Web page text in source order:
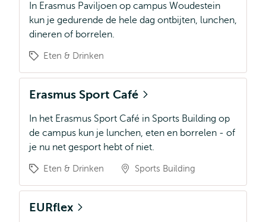
In Erasmus Paviljoen op campus Woudestein
kun je gedurende de hele dag ontbijten, lunchen,
dineren of borrelen.
Eten & Drinken
Erasmus Sport Café
In het Erasmus Sport Café in Sports Building op
de campus kun je lunchen, eten en borrelen - of
je nu net gesport hebt of niet.
Eten & Drinken Sports Building
EURflex